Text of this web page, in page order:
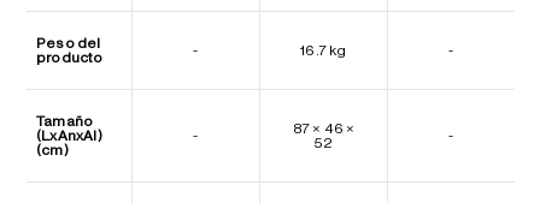
Peso del
producto
- 16.7 kg -
Tamaño
(LxAnxAl)
(cm)
-
87 × 46 ×
52
-